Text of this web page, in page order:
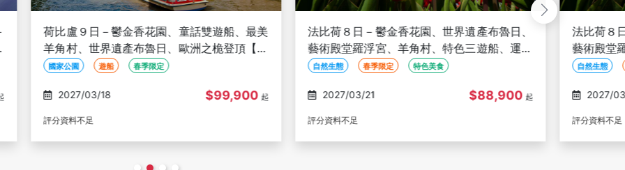
荷比盧９日－鬱金香花園、童話雙遊船、最美
羊角村、世界遺產布魯日、歐洲之桅登頂【長
榮魅力歐洲】
國家公園 遊船 春季限定
2027/03/18 $99,900 起
評分資料不足
法比荷８日－鬱金香花園、世界遺產布魯日、
藝術殿堂羅浮宮、羊角村、特色三遊船、運河
風車城【長榮魅力歐洲】
自然生態 春季限定 特色美食
2027/03/21 $88,900 起
評分資料不足
法比荷８
藝術殿堂
風車城【
自然生態
2027/
評分資料不足